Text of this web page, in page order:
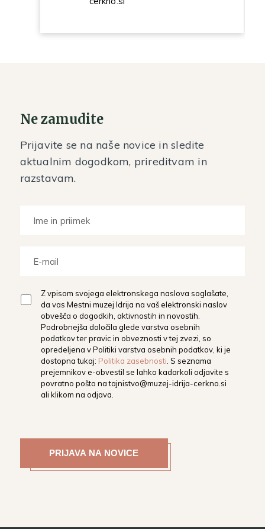
Ne zamudite
Prijavite se na naše novice in sledite
aktualnim dogodkom, prireditvam in
razstavam.
Z vpisom svojega elektronskega naslova soglašate,
da vas Mestni muzej Idrija na vaš elektronski naslov
obvešča o dogodkih, aktivnostih in novostih.
Podrobnejša določila glede varstva osebnih
podatkov ter pravic in obveznosti v tej zvezi, so
opredeljena v Politiki varstva osebnih podatkov, ki je
dostopna tukaj: Politika zasebnosti. S seznama
prejemnikov e-obvestil se lahko kadarkoli odjavite s
povratno pošto natajnistvo@muzej-idrija-cerkno.si
ali klikom na odjava.